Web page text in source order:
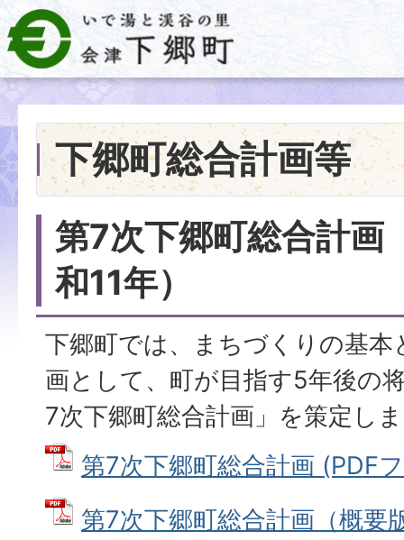
下郷町総合計画等
第7次下郷町総合計画
和11年）
下郷町では、まちづくりの基本
画として、町が目指す5年後の
7次下郷町総合計画」を策定し
第7次下郷町総合計画 (PDF
第7次下郷町総合計画（概要